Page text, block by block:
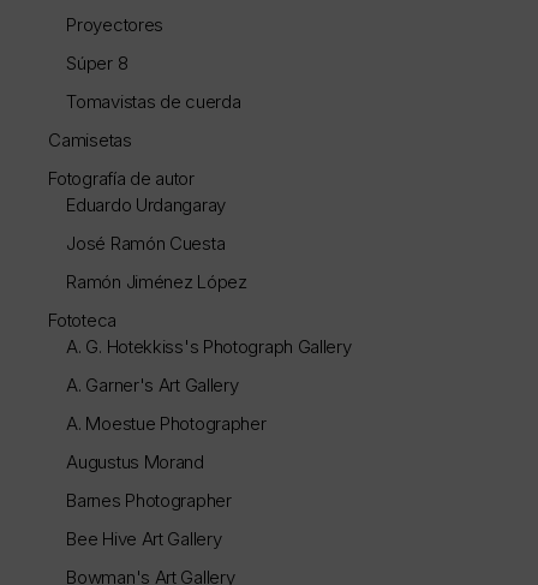
Proyectores
Súper 8
Tomavistas de cuerda
Camisetas
Fotografía de autor
Eduardo Urdangaray
José Ramón Cuesta
Ramón Jiménez López
Fototeca
A. G. Hotekkiss's Photograph Gallery
A. Garner's Art Gallery
A. Moestue Photographer
Augustus Morand
Barnes Photographer
Bee Hive Art Gallery
Bowman's Art Gallery